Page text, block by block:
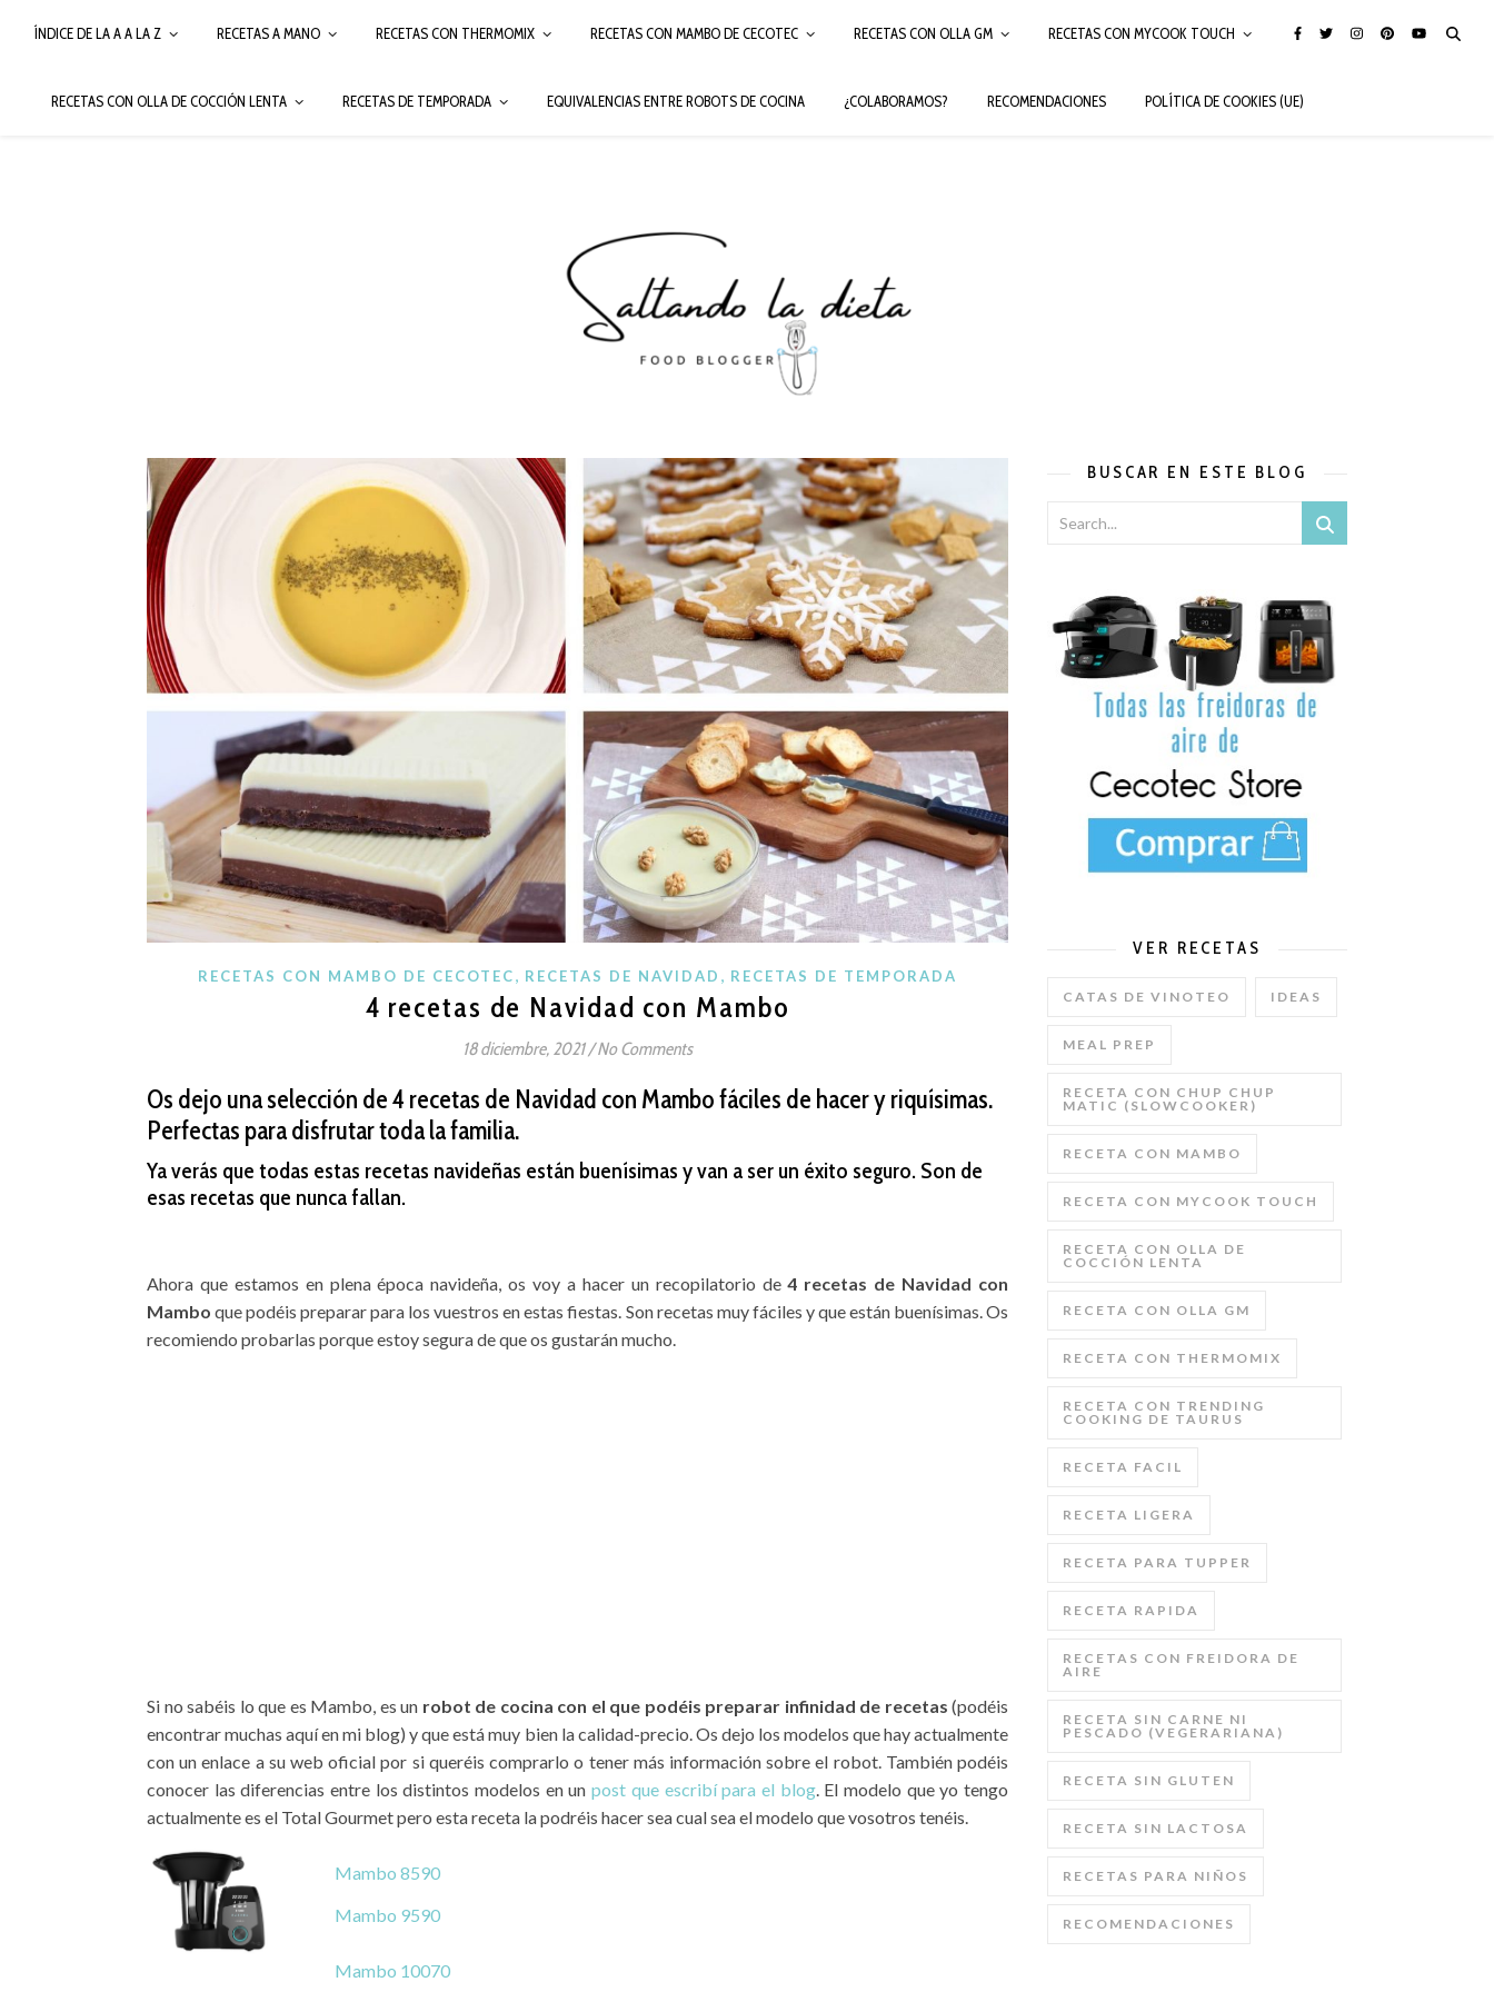
ÍNDICE DE LA A A LA Z RECETAS A MANO RECETAS CON THERMOMIX RECETAS CON MAMBO DE CECOTEC RECETAS CON OLLA GM RECETAS CON MYCOOK TOUCH
RECETAS CON OLLA DE COCCIÓN LENTA RECETAS DE TEMPORADA EQUIVALENCIAS ENTRE ROBOTS DE COCINA ¿COLABORAMOS? RECOMENDACIONES POLÍTICA DE COOKIES (UE)
Blog de recetas de cocina paso a paso. Recetas a mano, recetas con Thermomix y Mambo de Cecotec.
RECETAS CON MAMBO DE CECOTEC RECETAS DE NAVIDAD RECETAS DE TEMPORADA
4 recetas de Navidad con Mambo
18 diciembre, 2021 / No Comments
Os dejo una selección de 4 recetas de Navidad con Mambo fáciles de hacer y riquísimas.
Perfectas para disfrutar toda la familia.
Ya verás que todas estas recetas navideñas están buenísimas y van a ser un éxito seguro. Son de
esas recetas que nunca fallan.
Ahora que estamos en plena época navideña, os voy a hacer un recopilatorio de4 recetas de Navidad con
Mambo que podéis preparar para los vuestros en estas fiestas. Son recetas muy fáciles y que están buenísimas. Os
recomiendo probarlas porque estoy segura de que os gustarán mucho.
Si no sabéis lo que es Mambo, es un robot de cocina con el que podéis preparar infinidad de recetas (podéis
encontrar muchas aquí en mi blog) y que está muy bien la calidad-precio. Os dejo los modelos que hay actualmente
con un enlace a su web oficial por si queréis comprarlo o tener más información sobre el robot. También podéis
conocer las diferencias entre los distintos modelos en unpost que escribí para el blog. El modelo que yo tengo
actualmente es el Total Gourmet pero esta receta la podréis hacer sea cual sea el modelo que vosotros tenéis.
Mambo 8590
Mambo 9590
Mambo 10070
BUSCAR EN ESTE BLOG
VER RECETAS
CATAS DE VINOTEO IDEAS
MEAL PREP
RECETA CON CHUP CHUP
MATIC (SLOWCOOKER)
RECETA CON MAMBO
RECETA CON MYCOOK TOUCH
RECETA CON OLLA DE
COCCIÓN LENTA
RECETA CON OLLA GM
RECETA CON THERMOMIX
RECETA CON TRENDING
COOKING DE TAURUS
RECETA FACIL
RECETA LIGERA
RECETA PARA TUPPER
RECETA RAPIDA
RECETAS CON FREIDORA DE
AIRE
RECETA SIN CARNE NI
PESCADO (VEGERARIANA)
RECETA SIN GLUTEN
RECETA SIN LACTOSA
RECETAS PARA NIÑOS
RECOMENDACIONES